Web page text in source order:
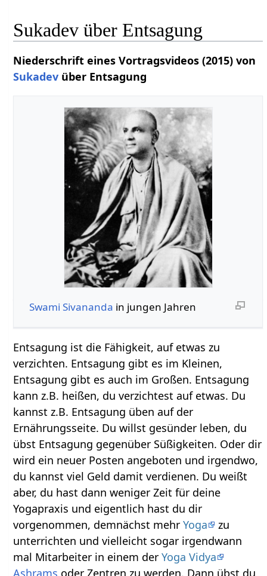
Sukadev über Entsagung
Niederschrift eines Vortragsvideos (2015) von
Sukadev über Entsagung
Swami Sivananda in jungen Jahren
Entsagung ist die Fähigkeit, auf etwas zu
verzichten. Entsagung gibt es im Kleinen,
Entsagung gibt es auch im Großen. Entsagung
kann z.B. heißen, du verzichtest auf etwas. Du
kannst z.B. Entsagung üben auf der
Ernährungsseite. Du willst gesünder leben, du
übst Entsagung gegenüber Süßigkeiten. Oder dir
wird ein neuer Posten angeboten und irgendwo,
du kannst viel Geld damit verdienen. Du weißt
aber, du hast dann weniger Zeit für deine
Yogapraxis und eigentlich hast du dir
vorgenommen, demnächst mehrYoga
zu
unterrichten und vielleicht sogar irgendwann
mal Mitarbeiter in einem derYoga Vidya
Ashrams oder Zentren zu werden. Dann übst du